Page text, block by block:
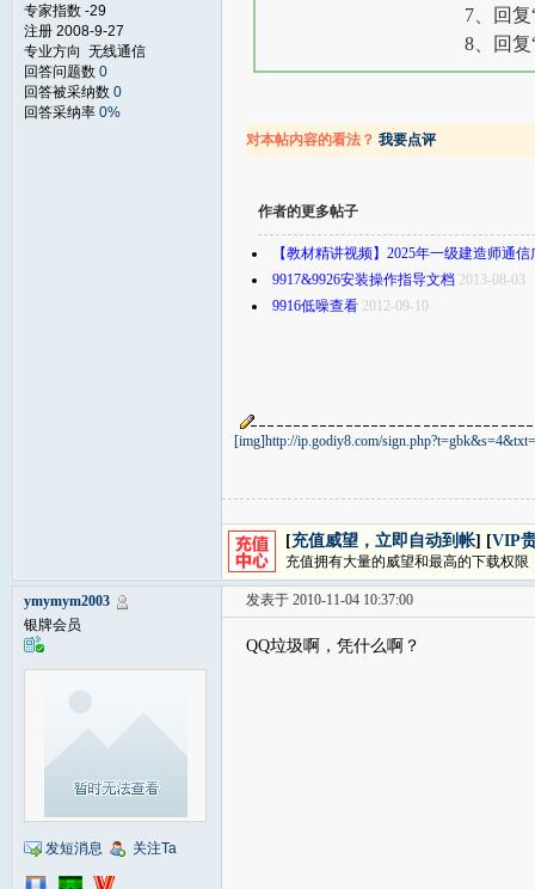
专家指数 -29
注册 2008-9-27
专业方向 无线通信
回答问题数 0
回答被采纳数 0
回答采纳率 0%
7、回复
8、回复
对本帖内容的看法？ 我要点评
作者的更多帖子
【教材精讲视频】2025年一级建造师通
9917&9926安装操作指导文档 2013-08-03
9916低噪查看 2012-09-10
[img]http://ip.godiy8.com/
[充值威望，立即自动到帐] [VIP
充值拥有大量的威望和最高的下载权限
ymymym2003
银牌会员
发短消息 关注Ta
发表于 2010-11-04 10:37:00
QQ垃圾啊，凭什么啊？